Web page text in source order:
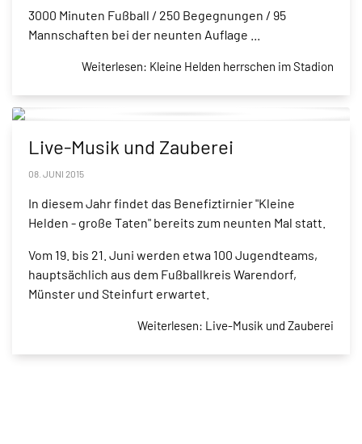
3000 Minuten Fußball / 250 Begegnungen / 95
Mannschaften bei der neunten Auflage ...
Weiterlesen: Kleine Helden herrschen im Stadion
Live-Musik und Zauberei
08. JUNI 2015
In diesem Jahr findet das Benefiztirnier "Kleine
Helden - große Taten" bereits zum neunten Mal statt.
Vom 19. bis 21. Juni werden etwa 100 Jugendteams,
hauptsächlich aus dem Fußballkreis Warendorf,
Münster und Steinfurt erwartet.
Weiterlesen: Live-Musik und Zauberei